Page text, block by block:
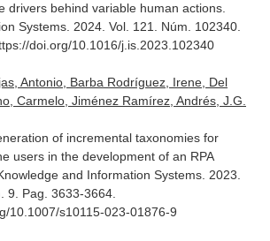
drivers behind variable human actions.
Systems. 2024. Vol. 121. Núm. 102340.
doi.org/10.1016/j.is.2023.102340
Antonio, Barba Rodríguez, Irene, Del
Carmelo, Jiménez Ramírez, Andrés, J.G.
of incremental taxonomies for
users in the development of an RPA
and Information Systems. 2023.
9. Pag. 3633-3664.
10.1007/s10115-023-01876-9